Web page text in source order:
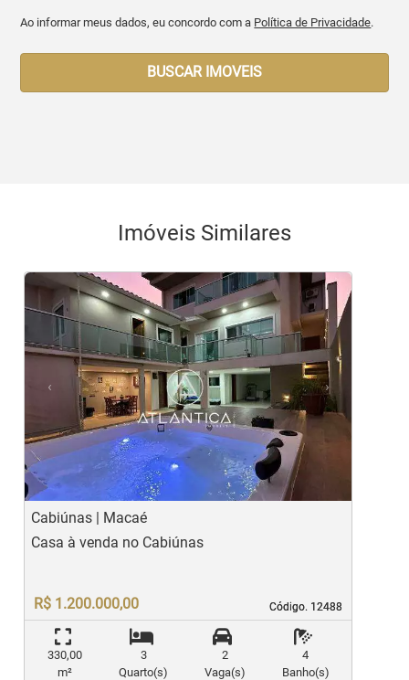
Ao informar meus dados, eu concordo com a Política de Privacidade.
BUSCAR IMOVEIS
Imóveis Similares
< <<<
‹
Previous
›
Next
Cabiúnas | Macaé
Código. 12488
Código. 12488
Casa à venda no Cabiúnas
R$ 1.200.000,00
330,00
m²
3
Quarto(s)
2
Vaga(s)
4
Banho(s)